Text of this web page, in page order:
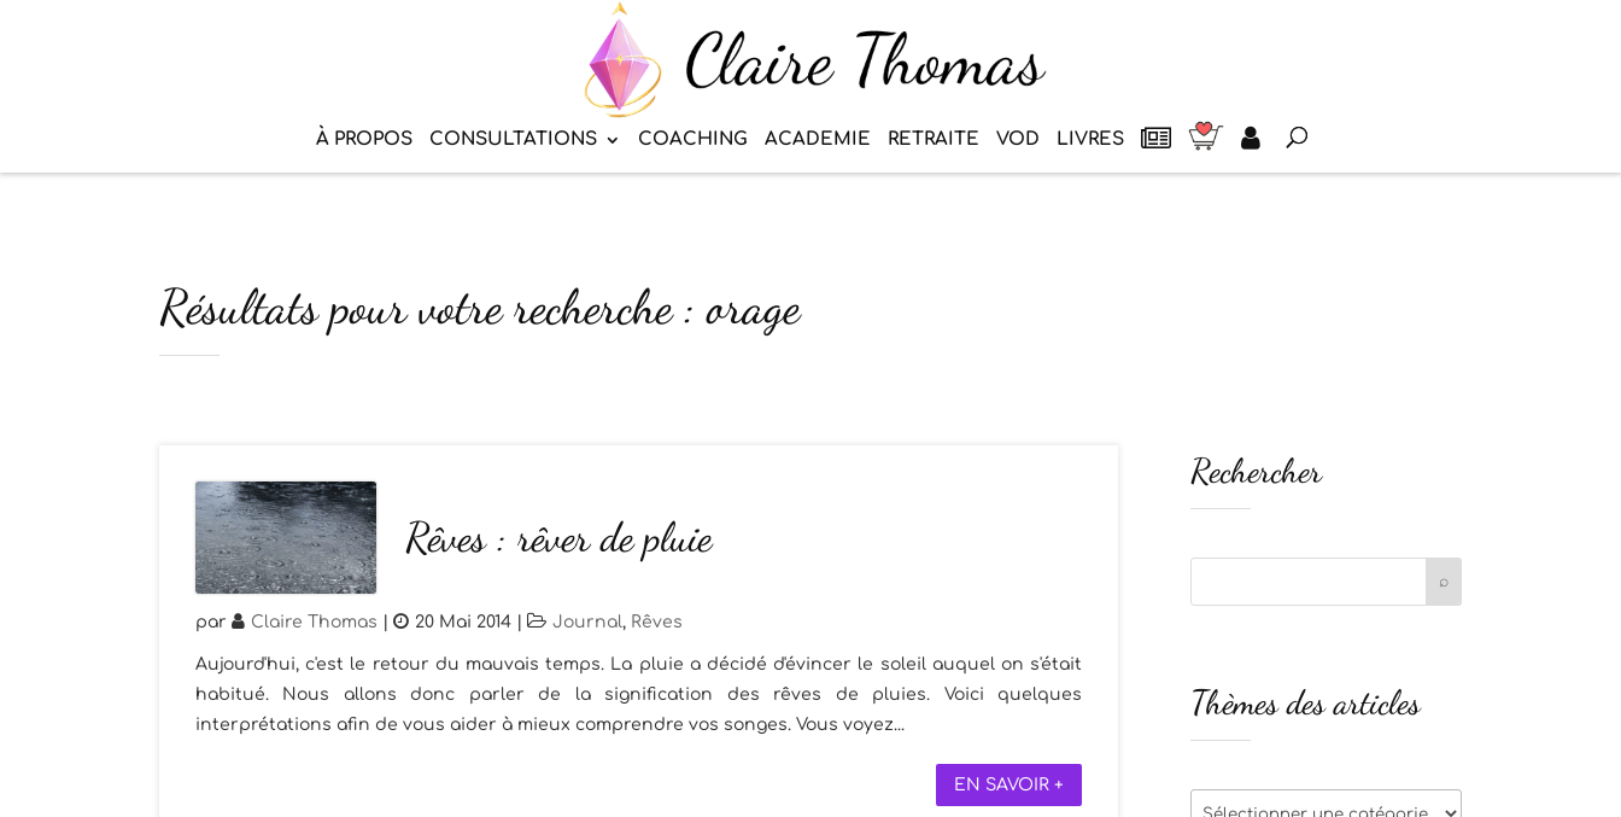
À PROPOS CONSULTATIONS COACHING ACADEMIE RETRAITE VOD LIVRES
Résultats pour votre recherche : orage
Rêves : rêver de pluie
par Claire Thomas 20 Mai 2014 Journal, Rêves
Aujourd'hui, c'est le retour du mauvais temps. La pluie a décidé d'évincer le soleil auquel on s'était
habitué. Nous allons donc parler de la signification des rêves de pluies. Voici quelques
interprétations afin de vous aider à mieux comprendre vos songes. Vous voyez...
EN SAVOIR +
Rechercher
Thèmes des articles
Thèmes